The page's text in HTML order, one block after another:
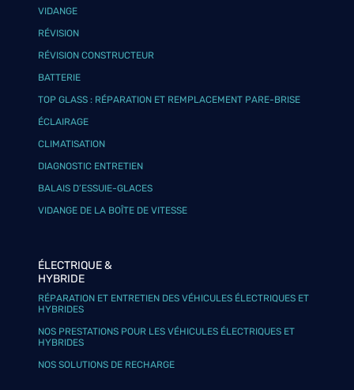
VIDANGE
RÉVISION
RÉVISION CONSTRUCTEUR
BATTERIE
TOP GLASS : RÉPARATION ET REMPLACEMENT PARE-BRISE
ÉCLAIRAGE
CLIMATISATION
DIAGNOSTIC ENTRETIEN
BALAIS D’ESSUIE-GLACES
VIDANGE DE LA BOÎTE DE VITESSE
ÉLECTRIQUE &
HYBRIDE
RÉPARATION ET ENTRETIEN DES VÉHICULES ÉLECTRIQUES ET
HYBRIDES
NOS PRESTATIONS POUR LES VÉHICULES ÉLECTRIQUES ET
HYBRIDES
NOS SOLUTIONS DE RECHARGE